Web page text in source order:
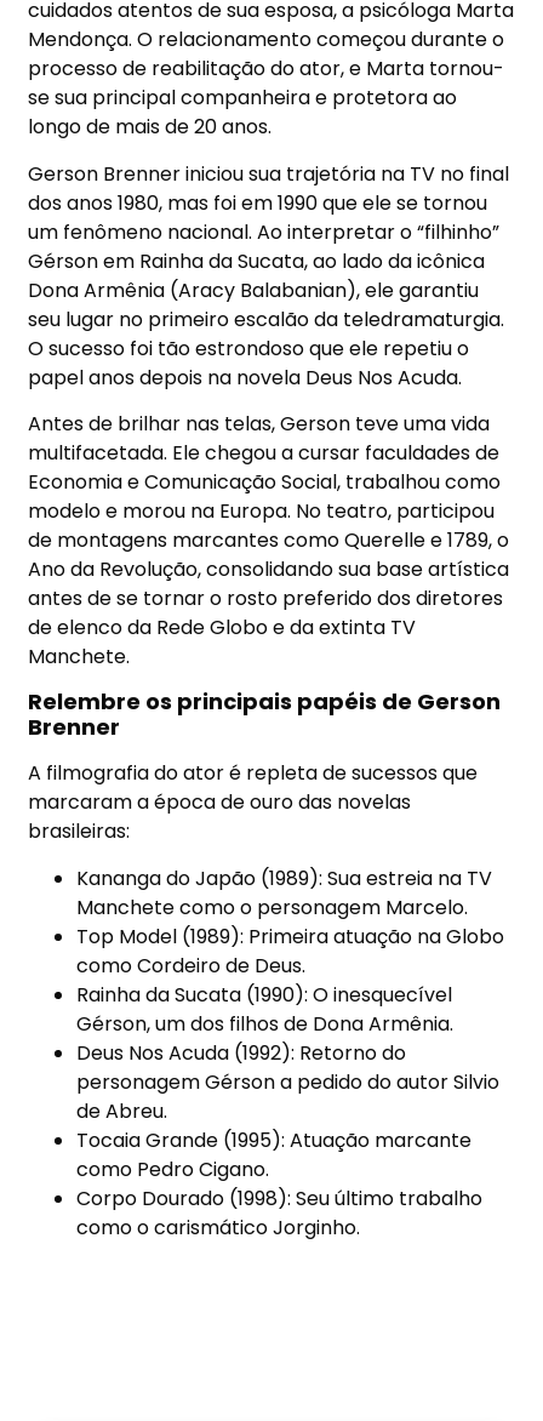
cuidados atentos de sua esposa, a psicóloga Marta
Mendonça. O relacionamento começou durante o
processo de reabilitação do ator, e Marta tornou-
se sua principal companheira e protetora ao
longo de mais de 20 anos.
Gerson Brenner iniciou sua trajetória na TV no final
dos anos 1980, mas foi em 1990 que ele se tornou
um fenômeno nacional. Ao interpretar o “filhinho”
Gérson em Rainha da Sucata, ao lado da icônica
Dona Armênia (Aracy Balabanian), ele garantiu
seu lugar no primeiro escalão da teledramaturgia.
O sucesso foi tão estrondoso que ele repetiu o
papel anos depois na novela Deus Nos Acuda.
Antes de brilhar nas telas, Gerson teve uma vida
multifacetada. Ele chegou a cursar faculdades de
Economia e Comunicação Social, trabalhou como
modelo e morou na Europa. No teatro, participou
de montagens marcantes como Querelle e 1789, o
Ano da Revolução, consolidando sua base artística
antes de se tornar o rosto preferido dos diretores
de elenco da Rede Globo e da extinta TV
Manchete.
Relembre os principais papéis de Gerson
Brenner
A filmografia do ator é repleta de sucessos que
marcaram a época de ouro das novelas
brasileiras:
Kananga do Japão (1989): Sua estreia na TV
Manchete como o personagem Marcelo.
Top Model (1989): Primeira atuação na Globo
como Cordeiro de Deus.
Rainha da Sucata (1990): O inesquecível
Gérson, um dos filhos de Dona Armênia.
Deus Nos Acuda (1992): Retorno do
personagem Gérson a pedido do autor Silvio
de Abreu.
Tocaia Grande (1995): Atuação marcante
como Pedro Cigano.
Corpo Dourado (1998): Seu último trabalho
como o carismático Jorginho.